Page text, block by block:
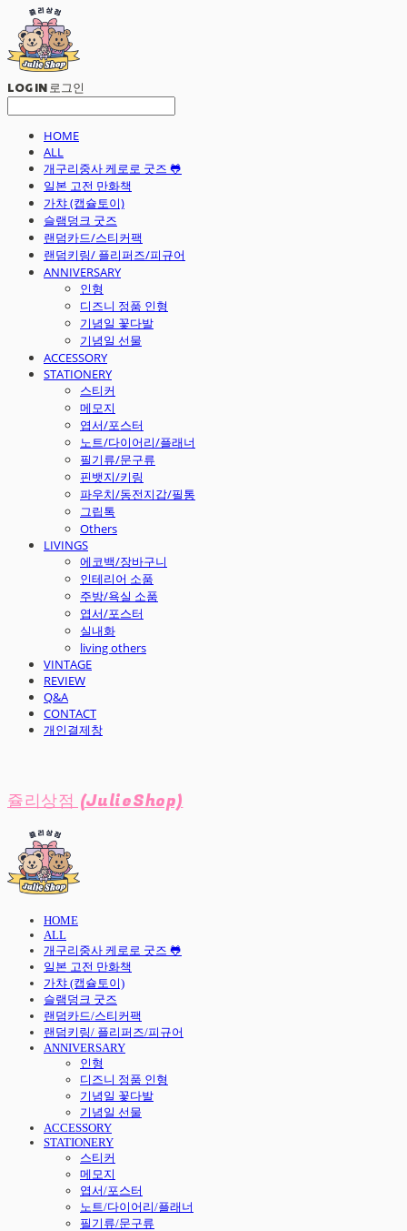
LOG IN로그인
HOME
ALL
개구리중사 케로로 굿즈 🐸
일본 고전 만화책
가챠 (캡슐토이)
슬램덩크 굿즈
랜덤카드/스티커팩
랜덤키링/ 플리퍼즈/피규어
ANNIVERSARY
인형
디즈니 정품 인형
기념일 꽃다발
기념일 선물
ACCESSORY
STATIONERY
스티커
메모지
엽서/포스터
노트/다이어리/플래너
필기류/문구류
핀뱃지/키링
파우치/동전지갑/필통
그립톡
Others
LIVINGS
에코백/장바구니
인테리어 소품
주방/욕실 소품
엽서/포스터
실내화
living others
VINTAGE
REVIEW
Q&A
CONTACT
개인결제창
쥴리상점 (JulieShop)
HOME
ALL
개구리중사 케로로 굿즈 🐸
일본 고전 만화책
가챠 (캡슐토이)
슬램덩크 굿즈
랜덤카드/스티커팩
랜덤키링/ 플리퍼즈/피규어
ANNIVERSARY
인형
디즈니 정품 인형
기념일 꽃다발
기념일 선물
ACCESSORY
STATIONERY
스티커
메모지
엽서/포스터
노트/다이어리/플래너
필기류/문구류